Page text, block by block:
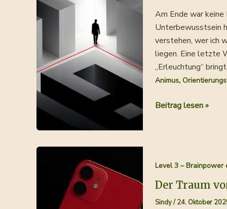
Am Ende war keine
Unterbewusstsein
verstehen, wer ich
liegen. Eine letzte
„Erleuchtung“
Animus,
Rittertraum
Deep
Dive
in
Beitrag lesen »
Level 3 –
Der Traum
Sindy/24. Oktober